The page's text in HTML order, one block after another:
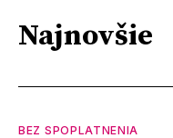
Najnovšie
BEZ SPOPLATNENIA